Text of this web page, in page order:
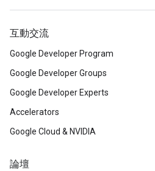
互動交流
Google Developer Program
Google Developer Groups
Google Developer Experts
Accelerators
Google Cloud & NVIDIA
論壇